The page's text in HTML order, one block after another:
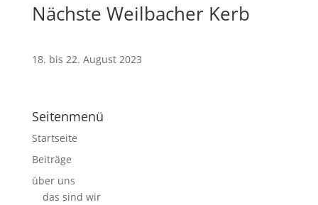
Nächste Weilbacher Kerb
18. bis 22. August 2023
Seitenmenü
Startseite
Beiträge
über uns
das sind wir